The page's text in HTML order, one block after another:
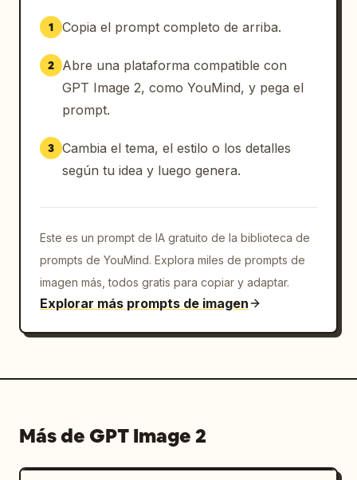
1 Copia el prompt completo de arriba.
2
Abre una plataforma compatible con
GPT Image 2, como YouMind, y pega el
prompt.
3 Cambia el tema, el estilo o los detalles
según tu idea y luego genera.
Este es un prompt de IA gratuito de la biblioteca de
prompts de YouMind. Explora miles de prompts de
imagen más, todos gratis para copiar y adaptar.
Explorar más prompts de imagen
Más de GPT Image 2